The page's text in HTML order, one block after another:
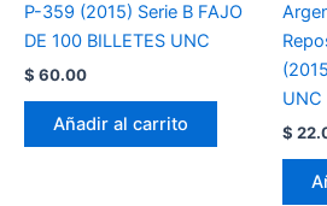
P-359 (2015) Serie B FAJO
DE 100 BILLETES UNC
$ 60.00
Añadir al carrito
UNC
$